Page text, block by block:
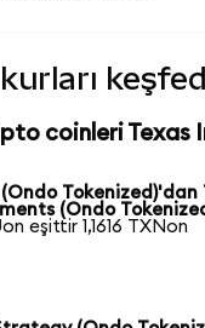
coinleri Texas
Tokenized)'dan
(Ondo
eşittir 1,1616 TXNon